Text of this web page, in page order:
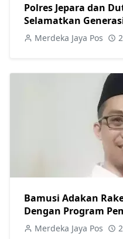
Polres Jepara dan
Selamatkan
Narkoba
Merdeka Jaya Pos
Bamusi Adakan
Dengan Program
Merdeka Jaya Pos